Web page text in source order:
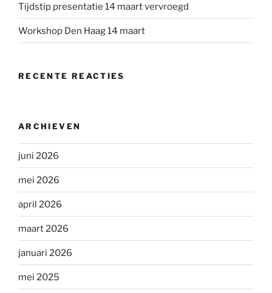
Tijdstip presentatie 14 maart vervroegd
Workshop Den Haag 14 maart
RECENTE REACTIES
ARCHIEVEN
juni 2026
mei 2026
april 2026
maart 2026
januari 2026
mei 2025